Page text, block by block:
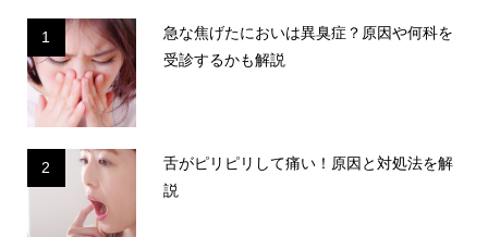
1
急な焦げたにおいは異臭症？原因や何科を
受診するかも解説
2
舌がピリピリして痛い！原因と対処法を解
説